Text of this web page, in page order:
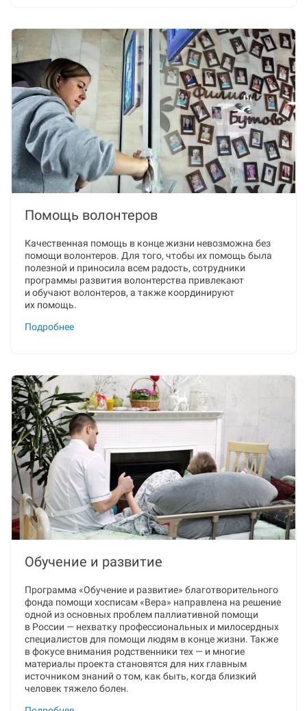
Помощь волонтеров
Качественная помощь в конце жизни невозможна без
помощи волонтеров. Для того, чтобы их помощь была
полезной и приносила всем радость, сотрудники
программы развития волонтерства привлекают
и обучают волонтеров, а также координируют
их помощь.
Подробнее
Обучение и развитие
Программа «Обучение и развитие» благотворительного
фонда помощи хосписам «Вера» направлена на решение
одной из основных проблем паллиативной помощи
в России — нехватку профессиональных и милосердных
специалистов для помощи людям в конце жизни. Также
в фокусе внимания родственники тех — и многие
материалы проекта становятся для них главным
источником знаний о том, как быть, когда близкий
человек тяжело болен.